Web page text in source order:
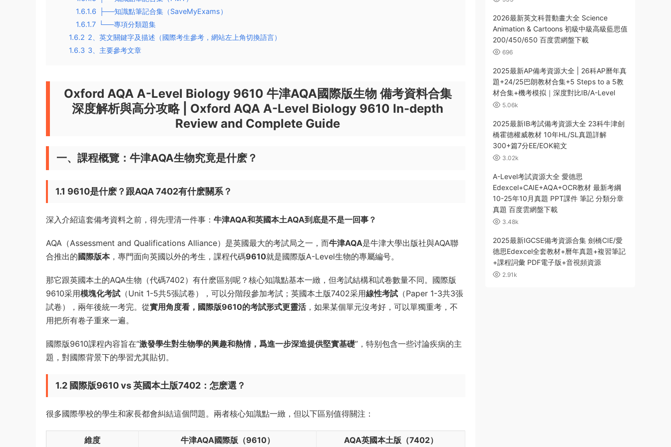
1.6.1.6
├──知識點筆記合集（SaveMyExams）
1.6.1.7 └──專項分類題集
1.6.2 2、英文關鍵字及描述（國際考生參考，網站左上角切換語言）
1.6.3 3、主要參考文章
Oxford AQA A-Level Biology 9610 牛津AQA國際版生物 備考資料合集
深度解析與高分攻略| Oxford AQA A-Level Biology 9610 In-depth
Review and Complete Guide
一、課程概覽：牛津AQA生物究竟是什麽？
1.1 9610是什麽？跟AQA 7402有什麽關系？
深入介紹這套備考資料之前，得先理清一件事： 牛津AQA和英國本土AQA到底是不是一回事？
AQA（Assessment and Qualifications Alliance）是英國最大的考試局之一，而牛津AQA是牛津大學出版社與AQA聯
合推出的 國際版本，專門面向英國以外的考生，課程代碼9610就是國際版A-Level生物的專屬編号。
那它跟英國本土的AQA生物（代碼7402）有什麽區别呢？核心知識點基本一緻，但考試結構和試卷數量不同。國際版
9610采用模塊化考試 （Unit 1-5共5張試卷），可以分階段參加考試；英國本土版7402采用線性考試 （Paper 1-3共3張
試卷），兩年後統一考完。從實用角度看，國際版9610的考試形式更靈活，如果某個單元沒考好，可以單獨重考，不
用把所有卷子重來一遍。
國際版9610課程内容旨在“激發學生對生物學的興趣和熱情，爲進一步深造提供堅實基礎”，特别包含一些讨論疾病的主
題，對國際背景下的學習尤其貼切。
1.2 國際版9610 vs 英國本土版7402：怎麽選？
很多國際學校的學生和家長都會糾結這個問題。兩者核心知識點一緻，但以下區别值得關注：
維度 牛津AQA國際版（9610）
AQA英國本土版（7402）
2026最新英文科普動畫大全 Science
Animation & Cartoons 初級中級高級藍思值
200/450/650 百度雲網盤下載
696
2025最新AP備考資源大全 | 26科AP曆年真
題+24/25巴朗教材合集+5 Steps to a 5教
材合集+機考模拟｜深度對比IB/A-Level
5.06k
2025最新IB考試備考資源大全 23科牛津劍
橋霍德權威教材 10年HL/SL真題詳解
300+篇7分EE/EOK範文
3.02k
A-Level考試資源大全 愛德思
Edexcel+CAIE+AQA+OCR教材 最新考綱
10-25年10月真題 PPT課件 筆記 分類分章
真題 百度雲網盤下載
3.48k
2025最新IGCSE備考資源合集 劍橋CIE/愛
德思Edexcel全套教材+曆年真題+複習筆記
+課程詞彙 PDF電子版+音視頻資源
2.91k